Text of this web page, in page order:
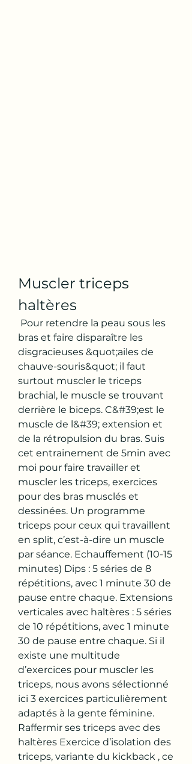
Muscler triceps
haltères
bras et faire disparaître les
disgracieuses &quot;ailes de
chauve-souris&quot; il faut
surtout muscler le triceps
brachial, le muscle se trouvant
derrière le biceps. C&#39;est le
muscle de l&#39; extension et
de la rétropulsion du bras. Suis
cet entrainement de 5min avec
moi pour faire travailler et
muscler les triceps, exercices
pour des bras musclés et
dessinées. Un programme
triceps pour ceux qui travaillent
en split, c’est-à-dire un muscle
par séance. Echauffement (10-15
minutes) Dips : 5 séries de 8
répétitions, avec 1 minute 30 de
pause entre chaque. Extensions
verticales avec haltères : 5 séries
de 10 répétitions, avec 1 minute
30 de pause entre chaque. Si il
existe une multitude
d’exercices pour muscler les
triceps, nous avons sélectionné
ici 3 exercices particulièrement
adaptés à la gente féminine.
Raffermir ses triceps avec des
haltères Exercice d’isolation des
triceps, variante du kickback , ce